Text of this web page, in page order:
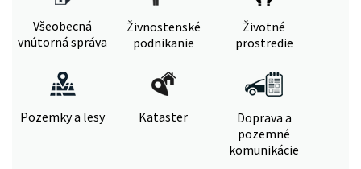
Všeobecná
vnútorná správa
Živnostenské
podnikanie
Životné
prostredie
Pozemky a lesy Kataster
Doprava a
pozemné
komunikácie